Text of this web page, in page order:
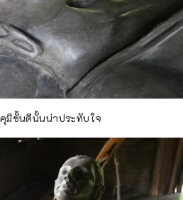
มิชั้นดีนั้นน่าประทับใจ